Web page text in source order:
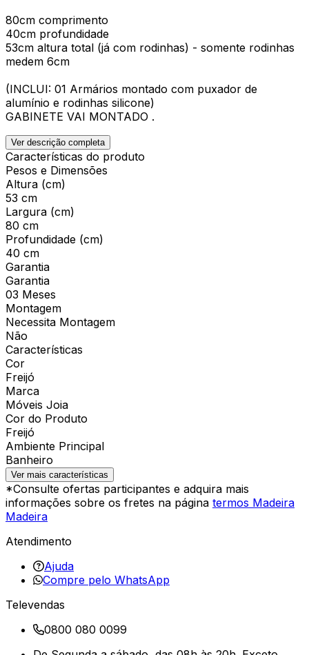
80cm comprimento
40cm profundidade
53cm altura total (já com rodinhas) - somente rodinhas
medem 6cm
(INCLUI: 01 Armários montado com puxador de
alumínio e rodinhas silicone)
GABINETE VAI MONTADO .
Ver descrição completa
Características do produto
Pesos e Dimensões
Altura (cm)
53 cm
Largura (cm)
80 cm
Profundidade (cm)
40 cm
Garantia
Garantia
03 Meses
Montagem
Necessita Montagem
Não
Características
Cor
Freijó
Marca
Móveis Joia
Cor do Produto
Freijó
Ambiente Principal
Banheiro
Ver mais características
*Consulte ofertas participantes e adquira mais
informações sobre os fretes na página termos Madeira
Madeira
Atendimento
Ajuda
Compre pelo WhatsApp
Televendas
0800 080 0099